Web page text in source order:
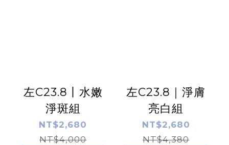
左C23.8丨水嫩
淨斑組
NT$2,680
NT$4,000
左C23.8｜淨膚
亮白組
NT$2,680
NT$4,380